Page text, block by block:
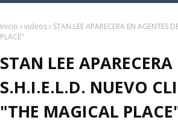
Inicio videos
STAN LEE APARECERA EN AGENTES
PLACE"
STAN LEE
S.H.I.E.L.D. NUEVO
"THE MAGICAL